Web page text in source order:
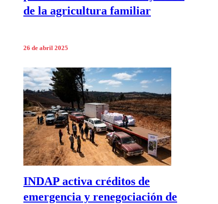
de la agricultura familiar
26 de abril 2025
INDAP activa créditos de
emergencia y renegociación de